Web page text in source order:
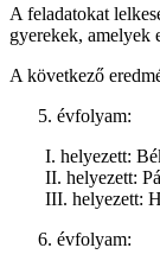
A feladatokat
gyerekek, amelyek
A következő
évfolyam:
I. helyezett:
II. helyezett:
III. helyezett:
évfolyam: